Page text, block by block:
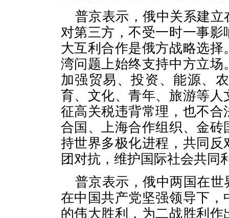
普京表示，俄中关系建
对第三方，不受一时一事
大互利合作是俄方战略选
湾问题上始终支持中方立
加强贸易、投资、能源、
育、文化、青年、旅游等
征高关税违背常理，也不
合国、上海合作组织、金
持世界多极化进程，共同
团对抗，维护国际社会共同
普京表示，俄中两国在
在中国共产党坚强领导下
的伟大胜利，为二战胜利